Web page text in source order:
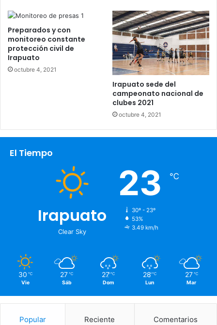
Preparados y con
monitoreo constante
protección civil de
Irapuato
octubre 4, 2021
Irapuato sede del
campeonato nacional de
clubes 2021
octubre 4, 2021
El Tiempo
Irapuato
Clear Sky
23 ℃
30º - 23º
53%
3.49 km/h
30 ℃
Vie
27 ℃
Sáb
27 ℃
Dom
28 ℃
Lun
27 ℃
Mar
Popular Reciente Comentarios